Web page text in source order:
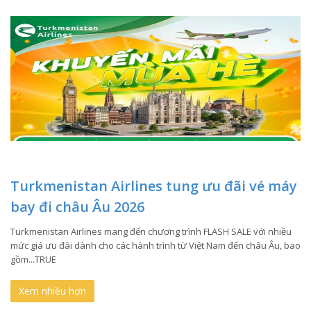
Turkmenistan Airlines tung ưu đãi vé máy
bay đi châu Âu 2026
Turkmenistan Airlines mang đến chương trình FLASH SALE với nhiều
mức giá ưu đãi dành cho các hành trình từ Việt Nam đến châu Âu, bao
gồm...TRUE
Xem nhiều hơn